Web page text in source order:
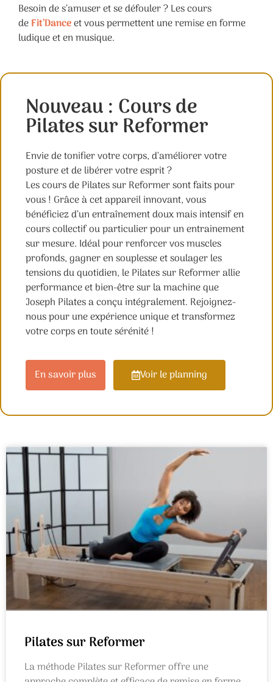
Besoin de s’amuser et se défouler ? Les cours
deFit’Danceet vous permettent une remise en forme
ludique et en musique.
Nouveau : Cours de
Pilates sur Reformer
Envie de tonifier votre corps, d’améliorer votre
posture et de libérer votre esprit ?
Les cours de Pilates sur Reformer sont faits pour
vous ! Grâce à cet appareil innovant, vous
bénéficiez d’un entraînement doux mais intensif en
cours collectif ou particulier pour un entrainement
sur mesure. Idéal pour renforcer vos muscles
profonds, gagner en souplesse et soulager les
tensions du quotidien, le Pilates sur Reformer allie
performance et bien-être sur la machine que
Joseph Pilates a conçu intégralement. Rejoignez-
nous pour une expérience unique et transformez
votre corps en toute sérénité !
En savoir plus Voir le planning
Pilates sur Reformer
La méthode Pilates sur Reformer offre une